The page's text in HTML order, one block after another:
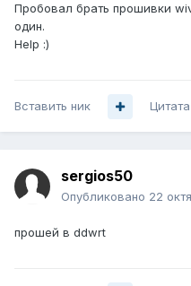
Пробовал брать прошивки
один.
Help :)
Вставить ник Цитата
sergios50
Опубликовано 22
прошей в ddwrt